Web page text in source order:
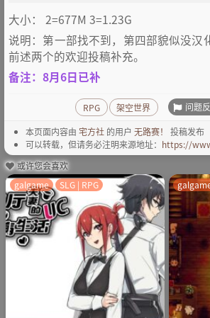
大小： 2=677M 3=1.23G
说明：第一部找不到，第四部貌似没汉
前述两个的欢迎投稿补充。
备注：8月6日已补
RPG 架空世界 问题
本页面内容由 宅方社 的用户 无路赛！
投稿发布
可以转载，但请务必注明来源地址： https://
或许您会喜欢
galgame SLG | RPG